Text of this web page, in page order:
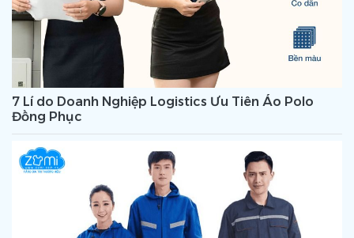
7 Lí do Doanh Nghiệp Logistics Ưu Tiên Áo Polo
Đồng Phục